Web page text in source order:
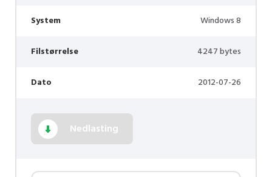
System Windows 8
Filstørrelse 4247 bytes
Dato 2012-07-26
Nedlasting